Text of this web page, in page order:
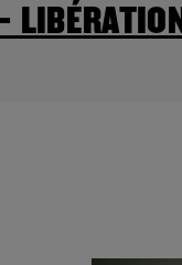
LIBÉRATION